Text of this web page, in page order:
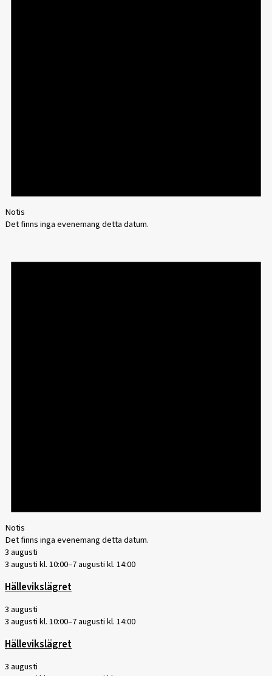
Notis
Det finns inga evenemang detta datum.
Notis
Det finns inga evenemang detta datum.
3 augusti
3 augusti kl. 10:00–7 augusti kl. 14:00
Hällevikslägret
3 augusti
3 augusti kl. 10:00–7 augusti kl. 14:00
Hällevikslägret
3 augusti